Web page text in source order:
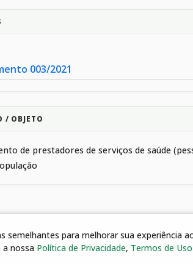
003/2021
/ OBJETO
de prestadores de serviços de saúde
para melhorar sua experiência
a nossa Política de Privacidade, Termos de Uso